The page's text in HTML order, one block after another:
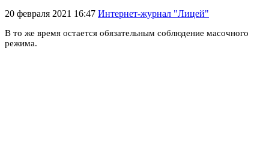
20 февраля 2021 16:47 Интернет-журнал "Лицей"
В то же время остается обязательным соблюдение масочного
режима.